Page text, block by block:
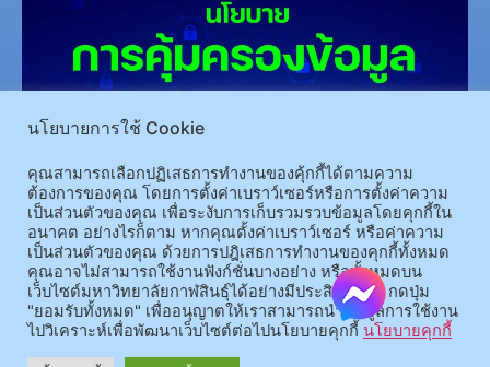
(อ.นามน)13 หมู่ 14 ต.สงเปลือย อ.นามน จ.กาฬสินธุ์ 46230โทรศัพท์ : 043-602-055 โทรสาร :
043-602-044
(อ.เมือง)62/1 ถ.เกษตรสมบูรณ์ ต.กาฬสินธุ์ อ.เมือง จ.กาฬสินธุ์ 46000โทรศัพท์ 043-811128 08-
64584360 โทรสาร 043-813070
© 2025 All rights Reserved.
นโยบายการใช้ Cookie
คุณสามารถเลือกปฏิเสธการทำงานของคุ้กกี้ได้ตามความ
ต้องการของคุณ โดยการตั้งค่าเบราว์เซอร์หรือการตั้งค่าความ
เป็นส่วนตัวของคุณ เพื่อระงับการเก็บรวมรวบข้อมูลโดยคุกกี้ใน
อนาคต อย่างไรก็ตาม หากคุณตั้งค่าเบราว์เซอร์ หรือค่าความ
เป็นส่วนตัวของคุณ ด้วยการปฎิเสธการทำงานของคุกกี้ทั้งหมด
คุณอาจไม่สามารถใช้งานฟังก์ชั่นบางอย่าง หรือทั้งหมดบน
เว็บไซต์มหาวิทยาลัยกาฬสินธุ์ได้อย่างมีประสิทธิภาพ กดปุ่ม
"ยอมรับทั้งหมด" เพื่ออนุญาตให้เราสามารถนำข้อมูลการใช้งาน
ไปวิเคราะห์เพื่อพัฒนาเว็บไซต์ต่อไปนโยบายคุกกี้ นโยบายคุกกี้